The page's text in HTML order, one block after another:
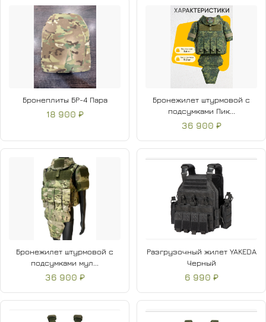
Бронеплиты БР-4 Пара
18 900 ₽
Бронежилет штурмовой с
подсумками Пик...
36 900 ₽
Бронежилет штурмовой с
подсумками мул...
36 900 ₽
Разгрузочный жилет YAKEDA
Черный
6 990 ₽